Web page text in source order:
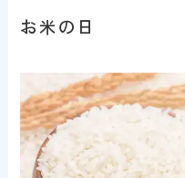
お米の日